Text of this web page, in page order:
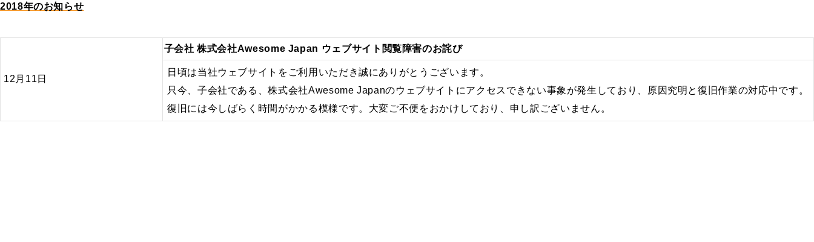
2018年のお知らせ
12月11日
子会社 株式会社Awesome Japan ウェブサイト閲覧障害のお詫び
日頃は当社ウェブサイトをご利用いただき誠にありがとうございます。
只今、子会社である、株式会社Awesome Japanのウェブサイトにアクセスできない事象が発生しており、原因究明と復旧作業の対応中です。
復旧には今しばらく時間がかかる模様です。大変ご不便をおかけしており、申し訳ございません。